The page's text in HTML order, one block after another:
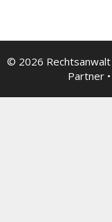
© 2026
Partner